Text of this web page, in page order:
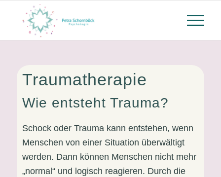
Traumatherapie
Wie entsteht Trauma?
Schock oder Trauma kann entstehen, wenn
Menschen von einer Situation überwältigt
werden. Dann können Menschen nicht mehr
„normal“ und logisch reagieren. Durch die